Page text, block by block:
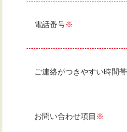
電話番号※
ご連絡がつきやすい時間帯
お問い合わせ項目 ※